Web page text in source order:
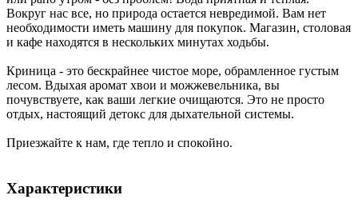
Вокруг нас все, но природа остается невредимой. Вам нет
необходимости иметь машину для покупок. Магазин, столовая
и кафе находятся в нескольких минутах ходьбы.
Криница - это бескрайнее чистое море, обрамленное густым
лесом. Вдыхая аромат хвои и можжевельника, вы
почувствуете, как ваши легкие очищаются. Это не просто
отдых, настоящий детокс для дыхательной системы.
Приезжайте к нам, где тепло и спокойно.
Характеристики